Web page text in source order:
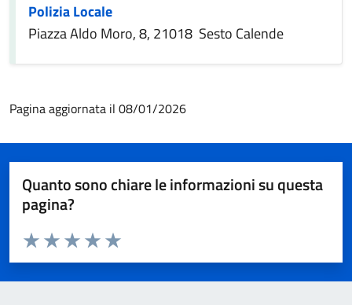
Polizia Locale
Piazza Aldo Moro, 8, 21018 Sesto Calende
Pagina aggiornata il 08/01/2026
Quanto sono chiare le informazioni su questa
pagina?
Valuta da 1 a 5 stelle la pagina
Valuta 5 stelle su 5
Valuta 4 stelle su 5
Valuta 3 stelle su 5
Valuta 2 stelle su 5
Valuta 1 stelle su 5